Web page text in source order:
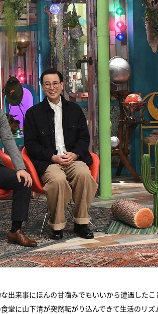
出来事にほんの甘噛みでもいいから遭遇した
堂に山下清が突然転がり込んできて生活のリズ